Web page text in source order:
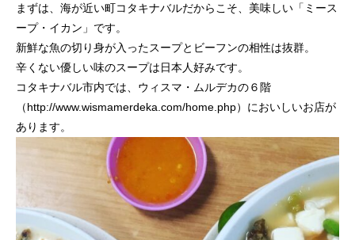
まずは、海が近い町コタキナバルだからこそ、美味しい「ミース
ープ・イカン」です。
新鮮な魚の切り身が入ったスープとビーフンの相性は抜群。
辛くない優しい味のスープは日本人好みです。
コタキナバル市内では、ウィスマ・ムルデカの６階
（http://www.wismamerdeka.com/home.php）においしいお店が
あります。